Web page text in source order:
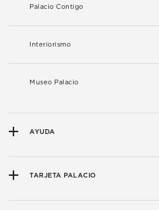
Palacio Contigo
Interiorismo
Museo Palacio
AYUDA
TARJETA PALACIO